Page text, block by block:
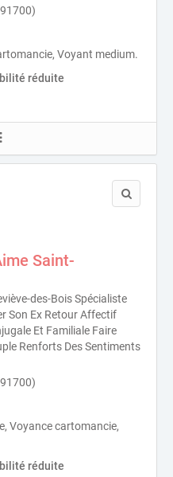
Voyant medium.
réduite
Saint-
des-Bois Spécialiste
Son Ex Retour Affectif
Et Familiale Faire
Renforts Des Sentiments
Voyance cartomancie,
réduite